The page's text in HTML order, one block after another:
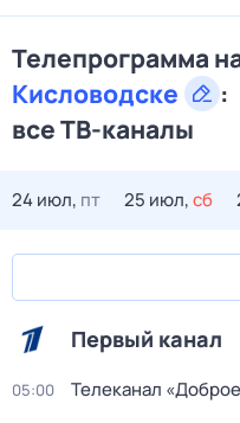
Телепрограмма
Кисловодске
:
все ТВ-каналы
24 июл, пт 25 июл,сб
Первый канал
05:00 Телеканал